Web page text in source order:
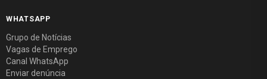
WHATSAPP
Grupo de Notícias
Vagas de Emprego
Canal WhatsApp
Enviar denúncia